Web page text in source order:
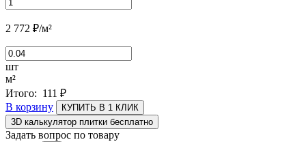
2 772 ₽/м²
шт
м²
Итого: 111 ₽
В корзину
КУПИТЬ В 1 КЛИК
3D калькулятор плитки бесплатно
Задать вопрос по товару